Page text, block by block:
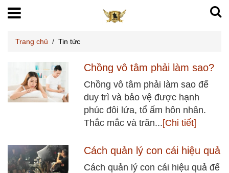
Trang chủ / Tin tức
Chồng vô tâm phải làm sao?
Chồng vô tâm phải làm sao để
duy trì và bảo vệ được hạnh
phúc đôi lứa, tổ ấm hôn nhân.
Thắc mắc và trăn...[Chi tiết]
Cách quản lý con cái hiệu quả
Cách quản lý con cái hiệu quả để